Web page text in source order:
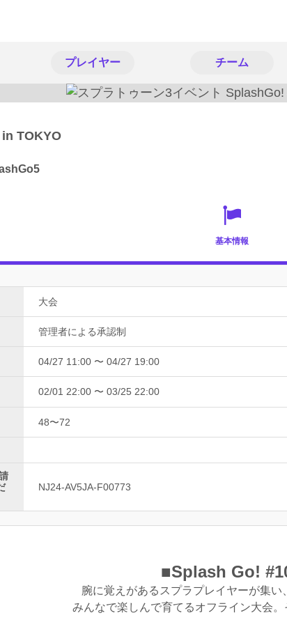
プレイヤー チーム
TOKYO
基本情報
大会
管理者による承認制
04/27 11:00 〜 04/27 19:00
02/01 22:00 〜 03/25 22:00
48〜72
NJ24-AV5JA-F00773
■Splash Go!
腕に覚えがあるスプラプレイヤーが集い
みんなで楽しんで育てるオフライン大会。